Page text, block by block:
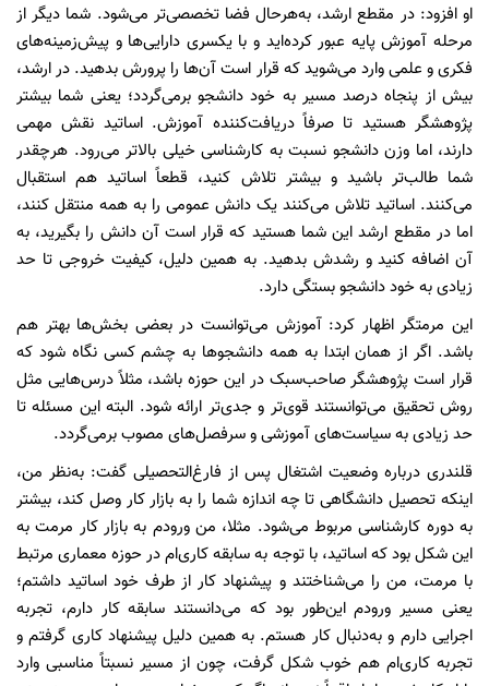
او افزود: در مقطع ارشد، به‌هرحال فضا تخصصی‌تر می‌شود. شما دیگر از
مرحله آموزش پایه عبور کرده‌اید و با یکسری دارایی‌ها و پیش‌زمینه‌های
فکری و علمی وارد می‌شوید که قرار است آن‌ها را پرورش بدهید. در ارشد،
بیش از پنجاه درصد مسیر به خود دانشجو برمی‌گردد؛ یعنی شما بیشتر
پژوهشگر هستید تا صرفاً دریافت‌کننده آموزش. اساتید نقش مهمی
دارند، اما وزن دانشجو نسبت به کارشناسی خیلی بالاتر می‌رود. هرچقدر
شما طالب‌تر باشید و بیشتر تلاش کنید، قطعاً اساتید هم استقبال
می‌کنند. اساتید تلاش می‌کنند یک دانش عمومی را به همه منتقل کنند،
اما در مقطع ارشد این شما هستید که قرار است آن دانش را بگیرید، به
آن اضافه کنید و رشدش بدهید. به همین دلیل، کیفیت خروجی تا حد
زیادی به خود دانشجو بستگی دارد.
این مرمتگر اظهار کرد: آموزش می‌توانست در بعضی بخش‌ها بهتر هم
باشد. اگر از همان ابتدا به همه دانشجوها به چشم کسی نگاه شود که
قرار است پژوهشگر صاحب‌سبک در این حوزه باشد، مثلاً درس‌هایی مثل
روش تحقیق می‌توانستند قوی‌تر و جدی‌تر ارائه شود. البته این مسئله تا
حد زیادی به سیاست‌های آموزشی و سرفصل‌های مصوب برمی‌گردد.
قلندری درباره وضعیت اشتغال پس از فارغ‌التحصیلی گفت: به‌نظر من،
اینکه تحصیل دانشگاهی تا چه اندازه شما را به بازار کار وصل کند، بیشتر
به دوره کارشناسی مربوط می‌شود. مثلا، من ورودم به بازار کار مرمت به
این شکل بود که اساتید، با توجه به سابقه کاری‌ام در حوزه معماری مرتبط
با مرمت، من را می‌شناختند و پیشنهاد کار از طرف خود اساتید داشتم؛
یعنی مسیر ورودم این‌طور بود که می‌دانستند سابقه کار دارم، تجربه
اجرایی دارم و به‌دنبال کار هستم. به همین دلیل پیشنهاد کاری گرفتم و
تجربه کاری‌ام هم خوب شکل گرفت، چون از مسیر نسبتاً مناسبی وارد